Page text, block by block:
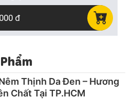
đ
Thịnh Da Đen – Hương
Chất Tại TP.HCM